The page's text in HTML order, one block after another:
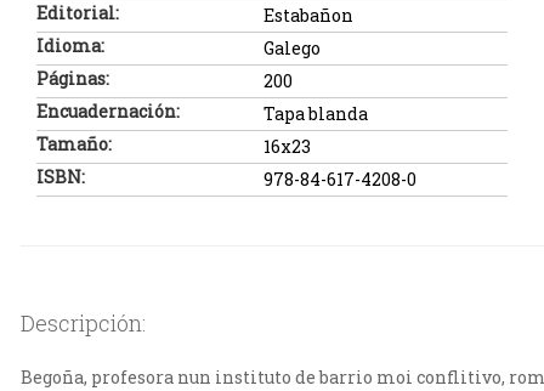
Editorial:
Estabañon
Idioma:
Galego
Páginas:
200
Encuadernación:
Tapa blanda
Tamaño:
16x23
ISBN:
978-84-617-4208-0
Descripción:
Begoña, profesora nun instituto de barrio moi conflitivo,